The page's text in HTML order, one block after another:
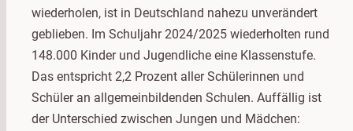
wiederholen, ist in Deutschland nahezu unverändert
geblieben. Im Schuljahr 2024/2025 wiederholten rund
148.000 Kinder und Jugendliche eine Klassenstufe.
Das entspricht 2,2 Prozent aller Schülerinnen und
Schüler an allgemeinbildenden Schulen. Auffällig ist
der Unterschied zwischen Jungen und Mädchen: